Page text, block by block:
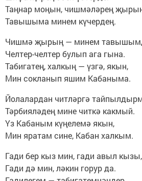
Таңнар моңын, чишмәләрең
Тавышыма минем күчердең.
Чишмә җырың — минем
Челтер-челтер булып ага гына.
Табигатең, халкың — үзгә, якын,
Мин сокланып яшим Кабаныма.
Йолалардан читләргә
Тәрбияләдең мине читкә какмый.
Үз Кабаным күңелемә якын,
Мин яратам сине, Кабан халкым.
Гади бер кыз мин, гади авыл кызы,
Гади дә мин, ләкин горур да.